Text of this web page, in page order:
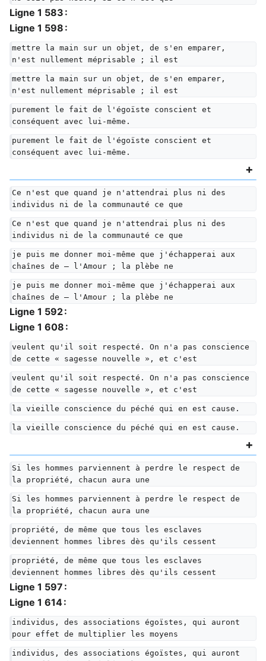
Ligne 1 583 :
Ligne 1 598 :
mettre la main sur un objet, de s'en emparer,
n'est nullement méprisable ; il est
mettre la main sur un objet, de s'en emparer,
n'est nullement méprisable ; il est
purement le fait de l'égoïste conscient et
conséquent avec lui-même.
purement le fait de l'égoïste conscient et
conséquent avec lui-même.
Ce n'est que quand je n'attendrai plus ni des
individus ni de la communauté ce que
Ce n'est que quand je n'attendrai plus ni des
individus ni de la communauté ce que
je puis me donner moi-même que j'échapperai aux
chaînes de — l'Amour ; la plèbe ne
je puis me donner moi-même que j'échapperai aux
chaînes de — l'Amour ; la plèbe ne
Ligne 1 592 :
Ligne 1 608 :
veulent qu'il soit respecté. On n'a pas conscience
de cette « sagesse nouvelle », et c'est
veulent qu'il soit respecté. On n'a pas conscience
de cette « sagesse nouvelle », et c'est
la vieille conscience du péché qui en est cause.
la vieille conscience du péché qui en est cause.
Si les hommes parviennent à perdre le respect de
la propriété, chacun aura une
Si les hommes parviennent à perdre le respect de
la propriété, chacun aura une
propriété, de même que tous les esclaves
deviennent hommes libres dès qu'ils cessent
propriété, de même que tous les esclaves
deviennent hommes libres dès qu'ils cessent
Ligne 1 597 :
Ligne 1 614 :
individus, des associations égoïstes, qui auront
pour effet de multiplier les moyens
individus, des associations égoïstes, qui auront